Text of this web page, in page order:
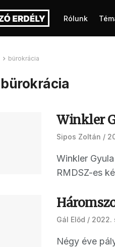
Rólunk
bürokrácia
bürokrácia
Winkler
Sipos Zoltán
Winkler
RMDSZ-es
Gál Előd 2022.
Négy éve